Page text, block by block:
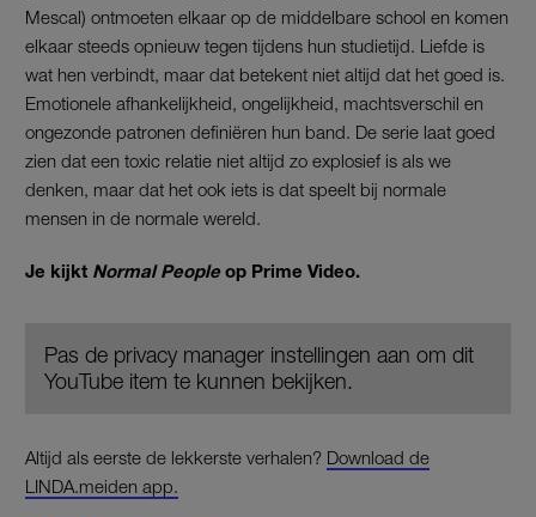
Mescal) ontmoeten elkaar op de middelbare school en komen
elkaar steeds opnieuw tegen tijdens hun studietijd. Liefde is
wat hen verbindt, maar dat betekent niet altijd dat het goed is.
Emotionele afhankelijkheid, ongelijkheid, machtsverschil en
ongezonde patronen definiëren hun band. De serie laat goed
zien dat een toxic relatie niet altijd zo explosief is als we
denken, maar dat het ook iets is dat speelt bij normale
mensen in de normale wereld.
Je kijkt Normal Peopleop Prime Video.
Pas de privacy manager instellingen aan om dit
YouTube item te kunnen bekijken.
Altijd als eerste de lekkerste verhalen? Download de
LINDA.meiden app.